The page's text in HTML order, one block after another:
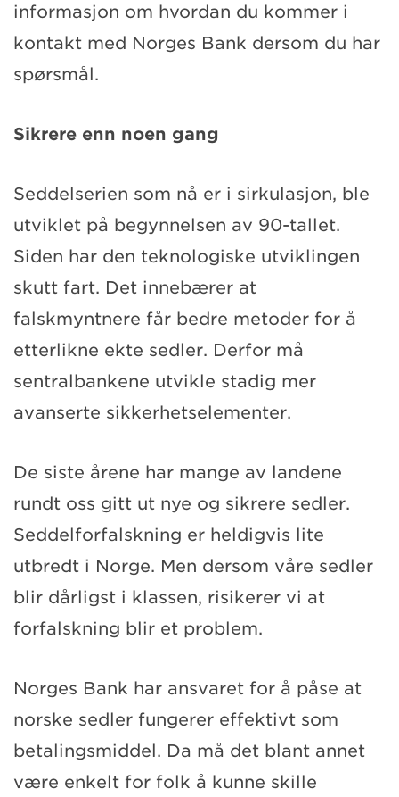
informasjon om hvordan du kommer i
kontakt med Norges Bank dersom du har
spørsmål.
Sikrere enn noen gang
Seddelserien som nå er i sirkulasjon, ble
utviklet på begynnelsen av 90-tallet.
Siden har den teknologiske utviklingen
skutt fart. Det innebærer at
falskmyntnere får bedre metoder for å
etterlikne ekte sedler. Derfor må
sentralbankene utvikle stadig mer
avanserte sikkerhetselementer.
De siste årene har mange av landene
rundt oss gitt ut nye og sikrere sedler.
Seddelforfalskning er heldigvis lite
utbredt i Norge. Men dersom våre sedler
blir dårligst i klassen, risikerer vi at
forfalskning blir et problem.
Norges Bank har ansvaret for å påse at
norske sedler fungerer effektivt som
betalingsmiddel. Da må det blant annet
være enkelt for folk å kunne skille